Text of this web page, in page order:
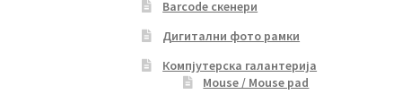
Barcode скенери
Дигитални фото рамки
Компјутерска галантерија
Mouse / Mouse pad